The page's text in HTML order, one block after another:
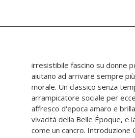
come un cancro. Introduzione